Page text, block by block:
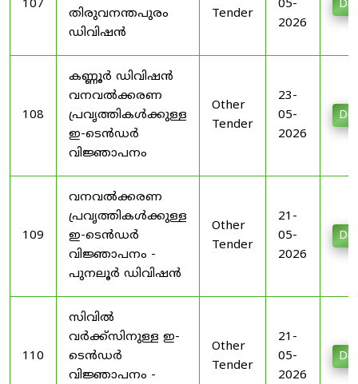
107
തിരുവനന്തപുരം
ഡിവിഷൻ
Tender
05-
2026
108
കണ്ണൂർ ഡിവിഷൻ
വനവൽക്കരണ
പ്രവൃത്തികൾക്കുള്ള
ഇ-ടെൻഡർ
വിജ്ഞാപനം
Other
Tender
23-
05-
2026
109
വനവൽക്കരണ
പ്രവൃത്തികൾക്കുള്ള
ഇ-ടെൻഡർ
വിജ്ഞാപനം -
പുനലൂർ ഡിവിഷൻ
Other
Tender
21-
05-
2026
110
സിവിൽ
വർക്ക്സിനുള്ള ഇ-
ടെൻഡർ
വിജ്ഞാപനം -
Other
Tender
21-
05-
2026